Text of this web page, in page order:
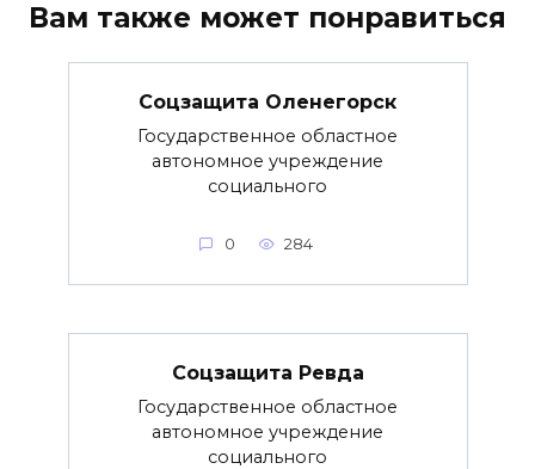
Вам также может понравиться
Соцзащита Оленегорск
Государственное областное
автономное учреждение
социального
0 284
Соцзащита Ревда
Государственное областное
автономное учреждение
социального